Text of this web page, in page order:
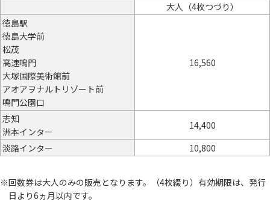
大人（4枚つづり）
徳島駅
徳島大学前
松茂
高速鳴門
大塚国際美術館前
アオアヲナルトリゾート前
鳴門公園口
16,560
志知
洲本インター
14,400
淡路インター
10,800
回数券は大人のみの販売となります。（4枚綴り）有効期限は、発行
日より6ヵ月以内です。